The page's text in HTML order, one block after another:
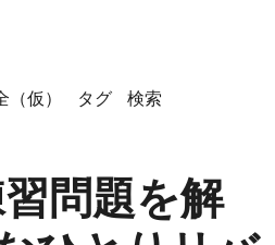
仮） タグ 検索
問題を解